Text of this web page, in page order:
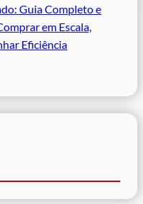
Guia Completo e
em Escala,
Eficiência